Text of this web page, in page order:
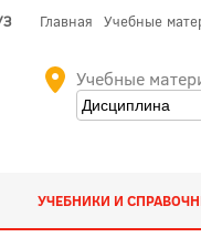
Главная Учебные
Учебные
УЧЕБНИКИ И